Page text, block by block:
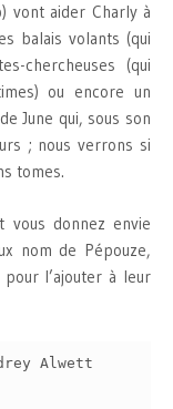
vont aider Charly à
balais volants (qui
chercheuses (qui
ou encore un
June qui, sous son
; nous verrons si
tomes.
donnez envie
nom de Pépouze,
l’ajouter à leur
Alwett